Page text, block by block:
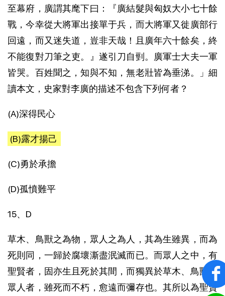
至幕府，廣謂其麾下曰：『廣結髮與匈奴大小七十餘
戰，今幸從大將軍出接單于兵，而大將軍又徙廣部行
回遠，而又迷失道，豈非天哉！且廣年六十餘矣，終
不能復對刀筆之吏。』遂引刀自剄。廣軍士大夫一軍
皆哭。百姓聞之，知與不知，無老壯皆為垂涕。」細
讀本文，史家對李廣的描述不包含下列何者？
(A)深得民心
(B)露才揚己
(C)勇於承擔
(D)孤憤難平
15、D
草木、鳥獸之為物，眾人之為人，其為生雖異，而為
死則同，一歸於腐壞澌盡泯滅而已。而眾人之中，有
聖賢者，固亦生且死於其間，而獨異於草木、鳥獸、
眾人者，雖死而不朽，愈遠而彌存也。其所以為聖賢